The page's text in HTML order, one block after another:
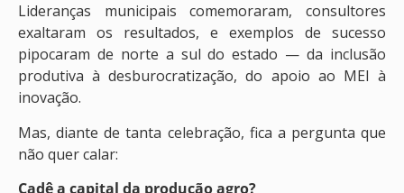
Lideranças municipais comemoraram, consultores
exaltaram os resultados, e exemplos de sucesso
pipocaram de norte a sul do estado — da inclusão
produtiva à desburocratização, do apoio ao MEI à
inovação.
Mas, diante de tanta celebração, fica a pergunta que
não quer calar:
Cadê a capital da produção agro?